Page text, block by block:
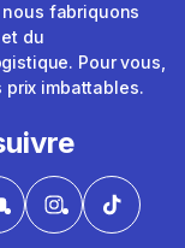
fabriquons
du
Pour vous,
imbattables.